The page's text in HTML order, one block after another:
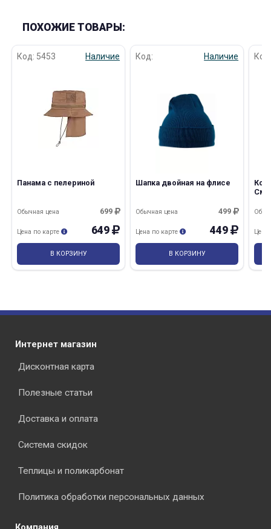
ПОХОЖИЕ ТОВАРЫ:
Код: 5453 Наличие
Панама с пелериной
699
Обычная цена
649
Цена по карте
В КОРЗИНУ
Код: Наличие
Шапка двойная на флисе
499
Обычная цена
449
Цена по карте
В КОРЗИНУ
Цена
Интернет магазин
Дисконтная карта
Полезные статьи
Доставка и оплата
Система скидок
Теплицы и поликарбонат
Политика обработки персональных данных